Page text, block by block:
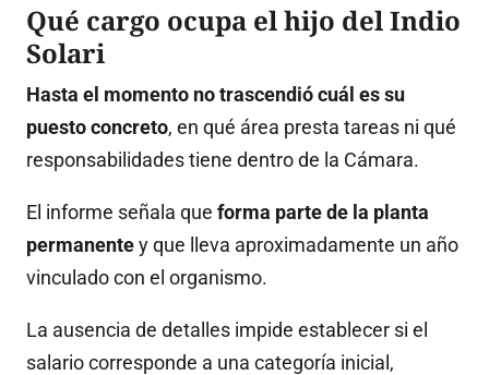
Qué cargo ocupa el hijo del Indio
Solari
Hasta el momento no trascendió cuál es su
puesto concreto, en qué área presta tareas ni qué
responsabilidades tiene dentro de la Cámara.
El informe señala que forma parte de la planta
permanentey que lleva aproximadamente un año
vinculado con el organismo.
La ausencia de detalles impide establecer si el
salario corresponde a una categoría inicial,